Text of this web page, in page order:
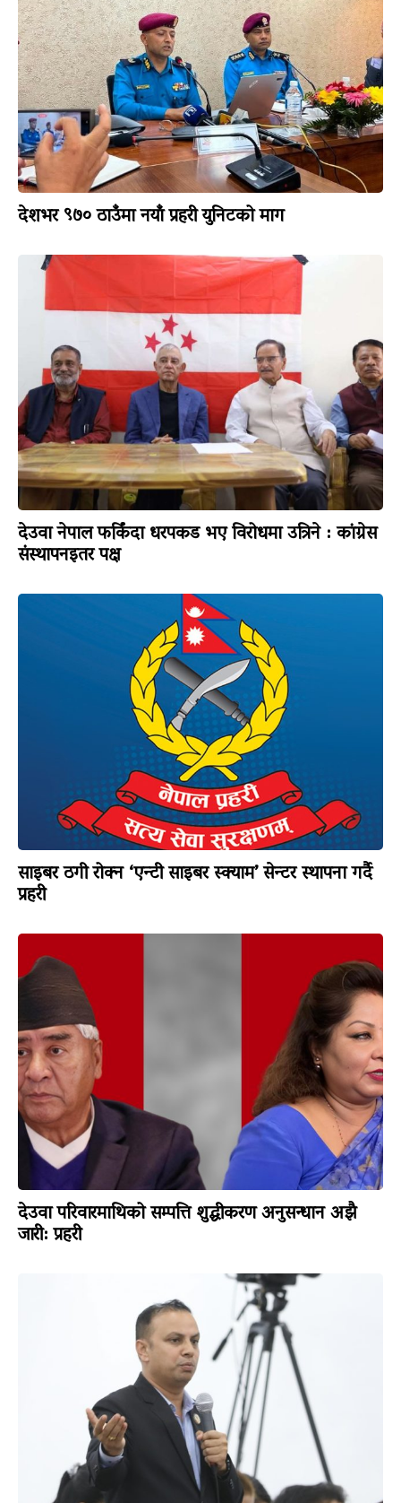
देशभर ९७० ठाउँमा नयाँ प्रहरी युनिटको माग
देउवा नेपाल फर्किंदा धरपकड भए विरोधमा उत्रिने : कांग्रेस
संस्थापनइतर पक्ष
साइबर ठगी रोक्न ‘एन्टी साइबर स्क्याम’ सेन्टर स्थापना गर्दै
प्रहरी
देउवा परिवारमाथिको सम्पत्ति शुद्धीकरण अनुसन्धान अझै
जारी: प्रहरी